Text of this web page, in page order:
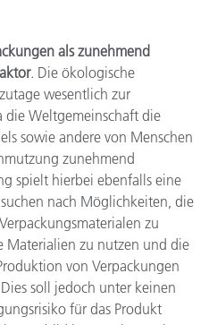
als zunehmend
. Die ökologische
wesentlich zur
die Weltgemeinschaft die
sowie andere von Menschen
zunehmend
spielt hierbei ebenfalls eine
nach Möglichkeiten, die
zu
Materialien zu nutzen und die
von Verpackungen
soll jedoch unter keinen
für das Produkt